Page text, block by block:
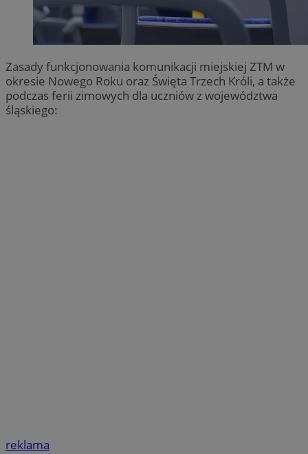
Zasady funkcjonowania komunikacji miejskiej ZTM w
okresie Nowego Roku oraz Święta Trzech Króli, a także
podczas ferii zimowych dla uczniów z województwa
śląskiego:
reklama